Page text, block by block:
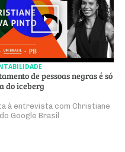
de pessoas negras é só
do iceberg
à entrevista com Christiane
Google Brasil